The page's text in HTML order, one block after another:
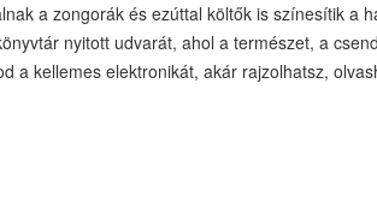
a zongorák és ezúttal költők is színesítik a
nyitott udvarát, ahol a természet, a
a kellemes elektronikát, akár rajzolhatsz,